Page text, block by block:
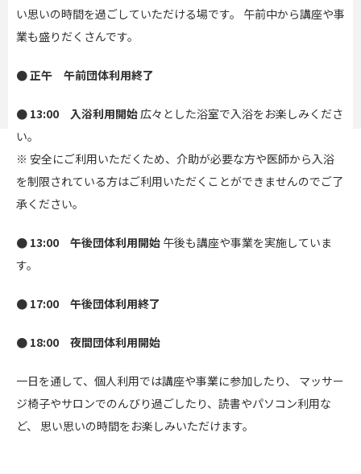
い思いの時間を過ごしていただける場です。 午前中から講座や事
業も盛りだくさんです。
● 正午　午前団体利用終了
● 13:00　入浴利用開始 広々とした浴室で入浴をお楽しみくださ
い。
※ 安全にご利用いただくため、介助が必要な方や医師から入浴
を制限されている方はご利用いただくことができませんのでご了
承ください。
● 13:00　午後団体利用開始 午後も講座や事業を実施していま
す。
● 17:00　午後団体利用終了
● 18:00　夜間団体利用開始
一日を通して、個人利用では講座や事業に参加したり、 マッサー
ジ椅子やサロンでのんびり過ごしたり、読書やパソコン利用な
ど、 思い思いの時間をお楽しみいただけます。